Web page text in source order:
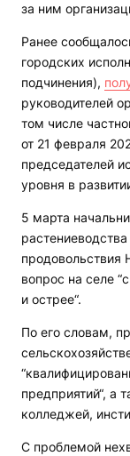
за ним
Ранее
городских
подчинения),
руководителей
том числе
от 21 февраля
председателей
уровня в
5 марта
продовольствия
вопрос на селе
и острее“.
По его словам,
предприятий“, а
колледжей,
С проблемой